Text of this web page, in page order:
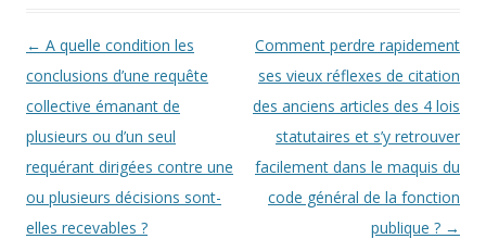
Navigation des articles
← A quelle condition les
conclusions d’une requête
collective émanant de
plusieurs ou d’un seul
requérant dirigées contre une
ou plusieurs décisions sont-
elles recevables ?
Comment perdre rapidement
ses vieux réflexes de citation
des anciens articles des 4 lois
statutaires et s’y retrouver
facilement dans le maquis du
code général de la fonction
publique ? →